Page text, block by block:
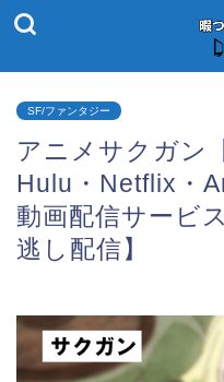
SF/ファンタジー
アニメサクガン
Hulu・Netflix・
動画配信サービ
逃し配信】